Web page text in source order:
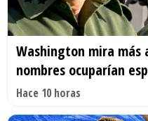
Washington mira más
nombres ocuparían
Hace 10 horas